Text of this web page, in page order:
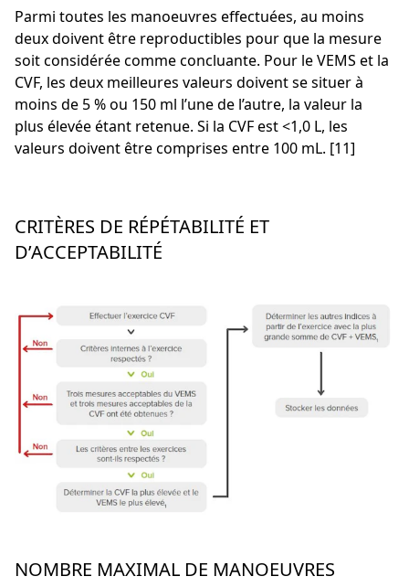
Parmi toutes les manoeuvres effectuées, au moins
deux doivent être reproductibles pour que la mesure
soit considérée comme concluante. Pour le VEMS et la
CVF, les deux meilleures valeurs doivent se situer à
moins de 5 % ou 150 ml l’une de l’autre, la valeur la
plus élevée étant retenue. Si la CVF est <1,0 L, les
valeurs doivent être comprises entre 100 mL. [11]
CRITÈRES DE RÉPÉTABILITÉ ET
D’ACCEPTABILITÉ
NOMBRE MAXIMAL DE MANOEUVRES